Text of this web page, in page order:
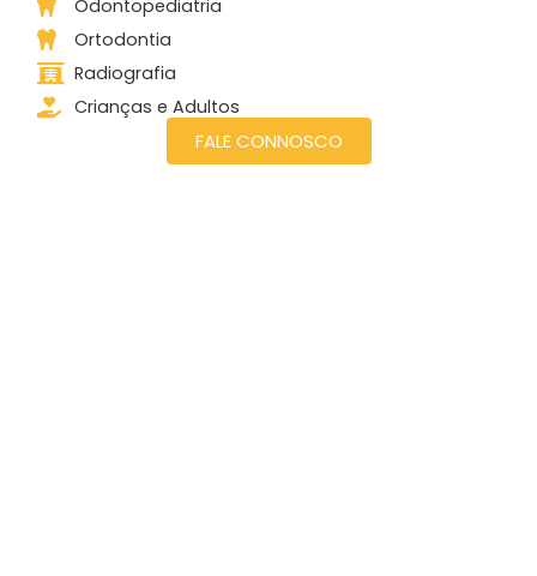
Odontopediatria
Ortodontia
Radiografia
Crianças e Adultos
FALE CONNOSCO